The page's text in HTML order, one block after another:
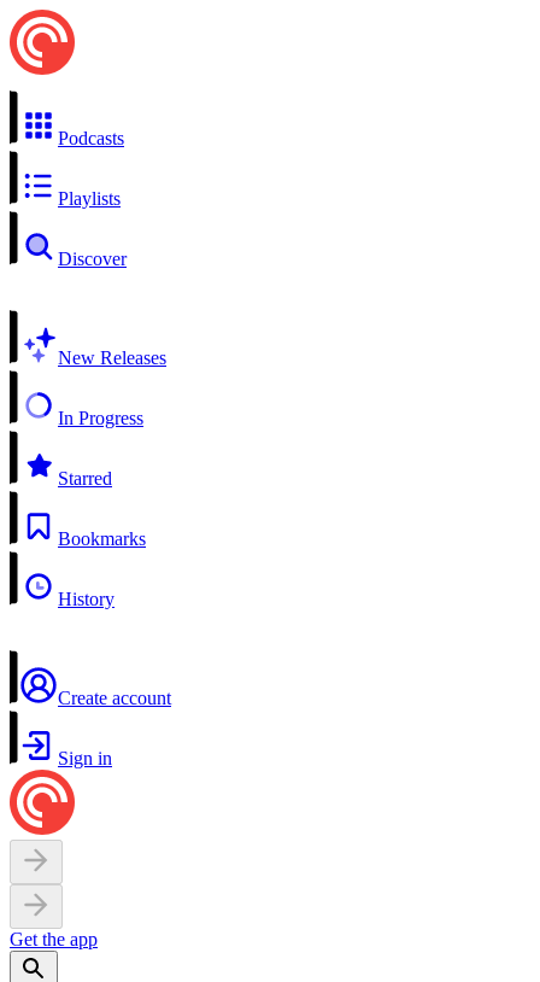
Podcasts
Playlists
Discover
New Releases
In Progress
Starred
Bookmarks
History
Create account
Sign in
Get the app